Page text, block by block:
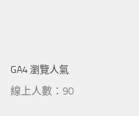
GA4 瀏覽人氣
線上人數：90